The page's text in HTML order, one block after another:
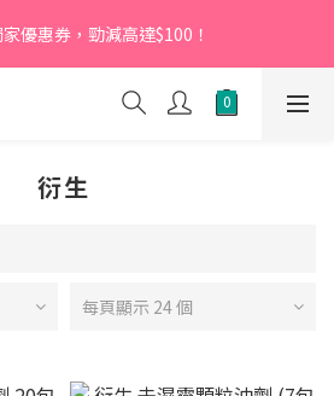
月12月31日，首次下單輸入優惠碼
」即可享95折
優惠券，勁減高達$100！
月12月31日，首次下單輸入優惠碼
」即可享95折
衍生
每頁顯示 24 個